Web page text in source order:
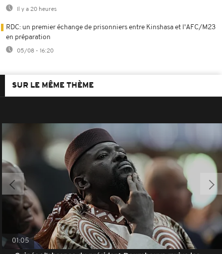
Il y a 20 heures
RDC: un premier échange de prisonniers entre Kinshasa et l'AFC/M23
en préparation
05/08 - 16:20
SUR LE MÊME THÈME
01:05